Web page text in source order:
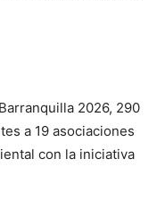
2026, 290
a 19 asociaciones
con la iniciativa